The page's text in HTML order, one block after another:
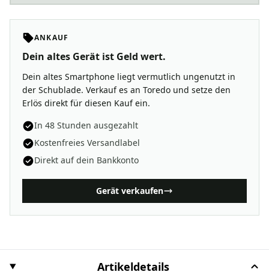
ANKAUF
Dein altes Gerät ist Geld wert.
Dein altes Smartphone liegt vermutlich ungenutzt in
der Schublade. Verkauf es an Toredo und setze den
Erlös direkt für diesen Kauf ein.
In 48 Stunden ausgezahlt
Kostenfreies Versandlabel
Direkt auf dein Bankkonto
Gerät verkaufen
Artikeldetails